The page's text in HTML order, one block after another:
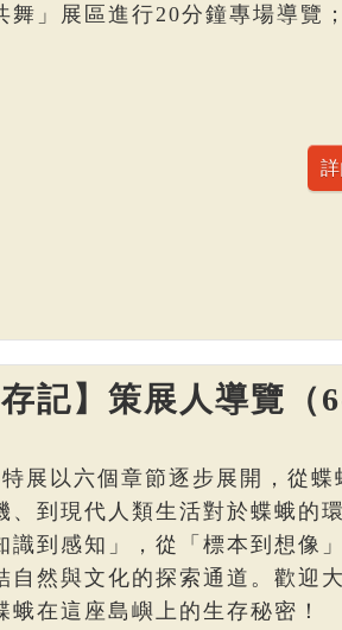
」展區進行20分鐘專場導覽
記】策展人導覽（
展以六個章節逐步展開，從蝶
到現代人類生活對於蝶蛾的
到感知」，從「標本到想像
然與文化的探索通道。歡迎
在這座島嶼上的生存秘密！